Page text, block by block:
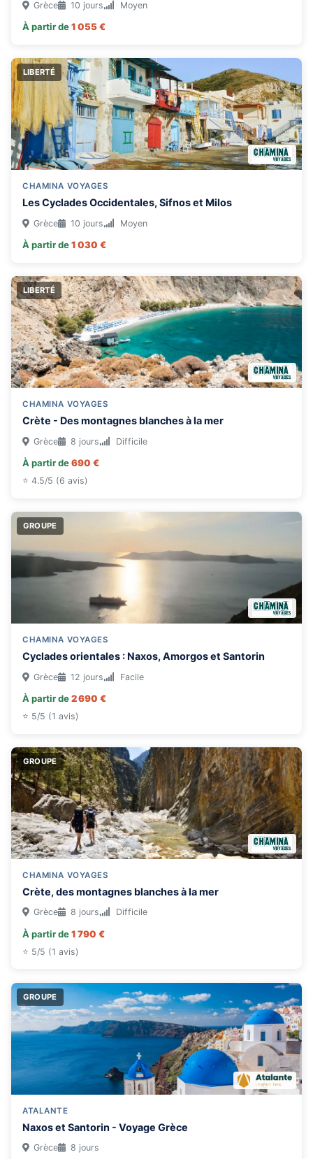
Grèce 10 jours Moyen
À partir de1 055 €
LIBERTÉ
CHAMINA VOYAGES
Les Cyclades Occidentales, Sifnos et Milos
Grèce 10 jours Moyen
À partir de1 030 €
LIBERTÉ
CHAMINA VOYAGES
Crète - Des montagnes blanches à la mer
Grèce 8 jours Difficile
À partir de690 €
⭐ 4.5/5 (6 avis)
GROUPE
CHAMINA VOYAGES
Cyclades orientales : Naxos, Amorgos et Santorin
Grèce 12 jours Facile
À partir de2 690 €
⭐ 5/5 (1 avis)
GROUPE
CHAMINA VOYAGES
Crète, des montagnes blanches à la mer
Grèce 8 jours Difficile
À partir de1 790 €
⭐ 5/5 (1 avis)
GROUPE
ATALANTE
Naxos et Santorin - Voyage Grèce
Grèce 8 jours